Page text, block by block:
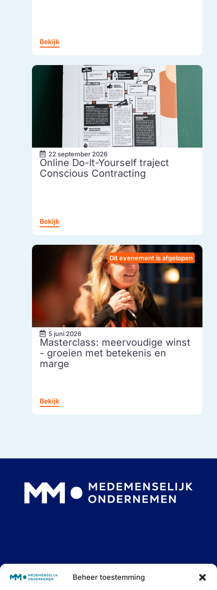
Beheer toestemming
Bekijk
22 september 2026
Online Do-It-Yourself traject
Conscious Contracting
Bekijk
Dit evenement is afgelopen
5 juni 2026
Masterclass: meervoudige winst
- groeien met betekenis en
marge
Bekijk
Interessante blogs, goede podcasts én fijne events.
Samen op weg naar Medemenselijk Ondernemen.